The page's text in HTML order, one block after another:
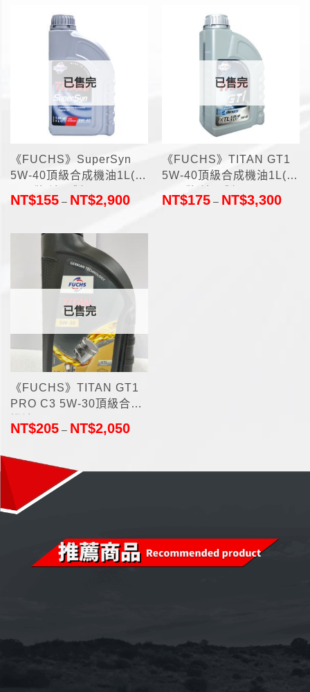
已售完
《FUCHS》SuperSyn
5W-40頂級合成機油1L(德
國品牌 法國製)
NT$155– NT$2,900
已售完
《FUCHS》TITAN GT1
5W-40頂級合成機油1L(德
國品牌 法國製)
NT$175– NT$3,300
已售完
《FUCHS》TITAN GT1
PRO C3 5W-30頂級合成
機油1L
NT$205– NT$2,050